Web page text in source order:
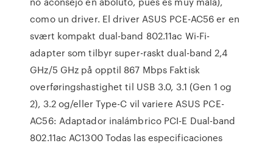
como un driver. El driver ASUS PCE-AC56 er en
svært kompakt dual-band 802.11ac Wi-Fi-
adapter som tilbyr super-raskt dual-band 2,4
GHz/5 GHz på opptil 867 Mbps Faktisk
overføringshastighet til USB 3.0, 3.1 (Gen 1 og
2), 3.2 og/eller Type-C vil variere ASUS PCE-
AC56: Adaptador inalámbrico PCI-E Dual-band
802.11ac AC1300 Todas las especificaciones